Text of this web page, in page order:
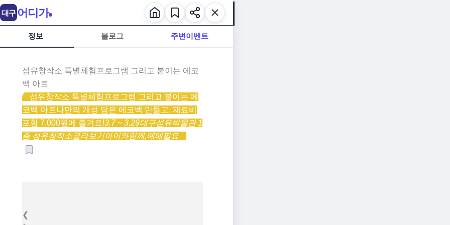
정보 블로그 주변이벤트
섬유창작소 특별체험프로그램 그리고 붙이는 에코
백 아트
섬유창작소 특별체험프로그램 그리고 붙이는 에
코백 아트나만의 개성 담은 에코백 만들고, 재료비
포함 7,000원에 즐겨요!3.7 ~ 3.29대구섬유박물관 1
층 섬유창작소골라보기아이와함께,예매필요
❮
대구 어디가